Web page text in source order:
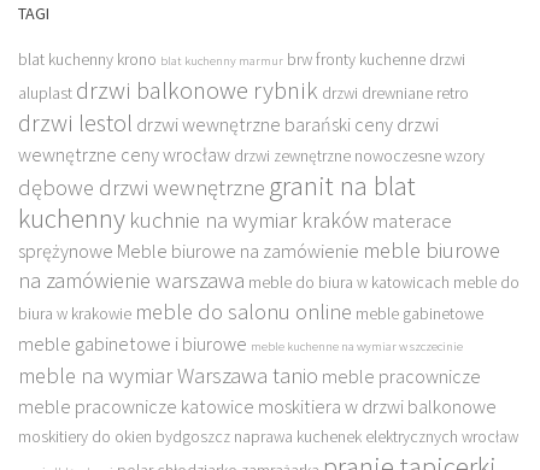
TAGI
blat kuchenny krono blat kuchenny marmur brw fronty kuchenne drzwi
aluplast drzwi balkonowe rybnik drzwi drewniane retro
drzwi lestol drzwi wewnętrzne barański ceny drzwi
wewnętrzne ceny wrocław drzwi zewnętrzne nowoczesne wzory
dębowe drzwi wewnętrzne granit na blat
kuchenny kuchnie na wymiar kraków materace
sprężynowe Meble biurowe na zamówienie meble biurowe
na zamówienie warszawa meble do biura w katowicach meble do
biura w krakowie meble do salonu online meble gabinetowe
meble gabinetowe i biurowe meble kuchenne na wymiar w szczecinie
meble na wymiar Warszawa tanio meble pracownicze
meble pracownicze katowice moskitiera w drzwi balkonowe
moskitiery do okien bydgoszcz naprawa kuchenek elektrycznych wrocław